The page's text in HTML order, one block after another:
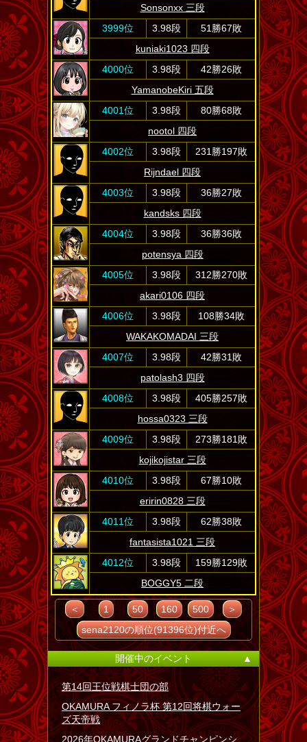
Sonsonxx 三段
3999位
3.98段
51勝67敗
kuniaki1023 四段
4000位
3.98段
42勝26敗
YamanobeKiri 五段
4001位
3.98段
80勝68敗
nootol 四段
4002位
3.98段
231勝197敗
Rijndael 四段
4003位
3.98段
36勝27敗
kandsks 四段
4004位
3.98段
36勝36敗
potensya 四段
4005位
3.98段
312勝270敗
akari0106 四段
4006位
3.98段
108勝34敗
WAKAKOMADAI 三段
4007位
3.98段
42勝31敗
patolash3 四段
4008位
3.98段
405勝257敗
hossa0323 三段
4009位
3.98段
273勝181敗
kojikojistar 三段
4010位
3.98段
67勝10敗
eririn0828 三段
4011位
3.98段
62勝38敗
fantasista1021 三段
4012位
3.98段
159勝129敗
BOGGY5 二段
＜ 1 50 160 500
＞
sena2120の順位(91396位)付近へ
開催中のイベント ▲
第14回王位戦棋士団の部
OKAMURA フィノラ杯 第12回将棋ウォー
ズ天帝戦
2026年OKAMURAグランドチャンピンシ